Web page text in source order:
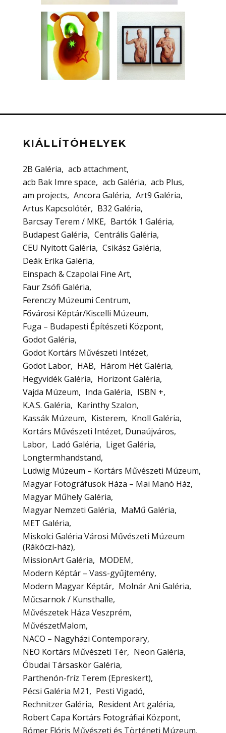
KIÁLLÍTÓHELYEK
2B Galéria
acb attachment
acb Bak Imre space
acb Galéria
acb Plus
am projects
Ancora Galéria
Art9 Galéria
Artus Kapcsolótér
B32 Galéria
Barcsay Terem / MKE
Bartók 1 Galéria
Budapest Galéria
Centrális Galéria
CEU Nyitott Galéria
Csikász Galéria
Deák Erika Galéria
Einspach & Czapolai Fine Art
Faur Zsófi Galéria
Ferenczy Múzeumi Centrum
Fővárosi Képtár/Kiscelli Múzeum
Fuga – Budapesti Építészeti Központ
Godot Galéria
Godot Kortárs Művészeti Intézet
Godot Labor
HAB
Három Hét Galéria
Hegyvidék Galéria
Horizont Galéria
Vajda Múzeum
Inda Galéria
ISBN +
K.A.S. Galéria
Karinthy Szalon
Kassák Múzeum
Kisterem
Knoll Galéria
Kortárs Művészeti Intézet, Dunaújváros
Labor
Ladó Galéria
Liget Galéria
Longtermhandstand
Ludwig Múzeum – Kortárs Művészeti Múzeum
Magyar Fotográfusok Háza – Mai Manó Ház
Magyar Műhely Galéria
Magyar Nemzeti Galéria
MaMű Galéria
MET Galéria
Miskolci Galéria Városi Művészeti Múzeum
(Rákóczi-ház)
MissionArt Galéria
MODEM
Modern Képtár – Vass-gyűjtemény
Modern Magyar Képtár
Molnár Ani Galéria
Műcsarnok / Kunsthalle
Művészetek Háza Veszprém
MűvészetMalom
NACO – Nagyházi Contemporary
NEO Kortárs Művészeti Tér
Neon Galéria
Óbudai Társaskör Galéria
Parthenón-fríz Terem (Epreskert)
Pécsi Galéria M21
Pesti Vigadó
Rechnitzer Galéria
Resident Art galéria
Robert Capa Kortárs Fotográfiai Központ
Rómer Flóris Művészeti és Történeti Múzeum